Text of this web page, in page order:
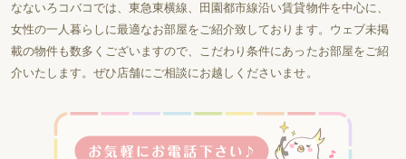
なないろコバコでは、東急東横線、田園都市線沿い賃貸物件を中心に、
女性の一人暮らしに最適なお部屋をご紹介致しております。ウェブ未掲
載の物件も数多くございますので、こだわり条件にあったお部屋をご紹
介いたします。ぜひ店舗にご相談にお越しくださいませ。